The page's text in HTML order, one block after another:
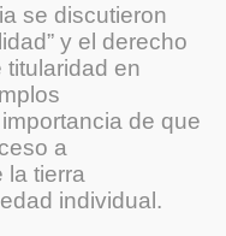
se discutieron
y el derecho
titularidad en
de que
a
la tierra
individual.